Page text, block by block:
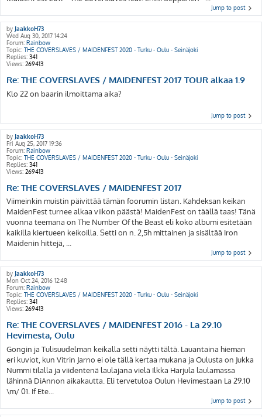
Jump to post
by JaakkoH73
Wed Aug 30, 2017 14:24
Forum: Rainbow
Topic: THE COVERSLAVES / MAIDENFEST 2020 - Turku - Oulu - Seinäjoki
Replies: 341
Views: 269413
Re: THE COVERSLAVES / MAIDENFEST 2017 TOUR alkaa 1.9
Klo 22 on baarin ilmoittama aika?
Jump to post
by JaakkoH73
Fri Aug 25, 2017 19:36
Forum: Rainbow
Topic: THE COVERSLAVES / MAIDENFEST 2020 - Turku - Oulu - Seinäjoki
Replies: 341
Views: 269413
Re: THE COVERSLAVES / MAIDENFEST 2017
Viimeinkin muistin päivittää tämän foorumin listan. Kahdeksan keikan
MaidenFest turnee alkaa viikon päästä! MaidenFest on täällä taas! Tänä
vuonna teemana on The Number Of the Beast eli koko albumi esitetään
kaikilla kiertueen keikoilla. Setti on n. 2,5h mittainen ja sisältää Iron
Maidenin hittejä, ...
Jump to post
by JaakkoH73
Mon Oct 24, 2016 12:48
Forum: Rainbow
Topic: THE COVERSLAVES / MAIDENFEST 2020 - Turku - Oulu - Seinäjoki
Replies: 341
Views: 269413
Re: THE COVERSLAVES / MAIDENFEST 2016 - La 29.10
Hevimesta, Oulu
Gongin ja Tulisuudelman keikalla setti näytti tältä. Lauantaina hieman
eri kuviot, kun Vitrin Jarno ei ole tällä kertaa mukana ja Oulusta on Jukka
Nummi tilalla ja viidentenä laulajana vielä Ilkka Harjula laulamassa
lähinnä DiAnnon aikakautta. Eli tervetuloa Oulun Hevimestaan La 29.10
\m/ 01. If Ete...
Jump to post